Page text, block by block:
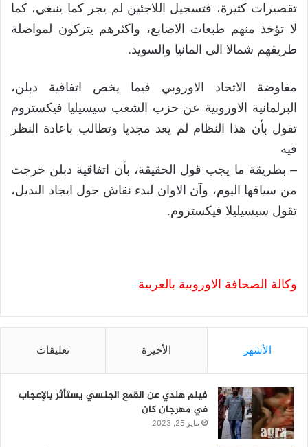
تقصيرات كثيرة، فتسجيل اللاجئين لم يجر كما ينبغي، كما
لا تؤخذ منهم طبعات الاصابع، واكثرهم يتركون لمواصلة
طريقهم شمالا الى المانيا والسويد.
مفاوضة الاتحاد الاوروبي فيما يخص اتفاقية دبلن،
البرلمانية الاوروبية عن حزب الشعب سيسيليا فيكستروم
تقول بأن هذا النظام لم يعد مجديا وتطالب باعادة النظر
فيه
– بطريقة ما يجب قول الحقيقة، بأن اتفاقية دبلن خرجت
من سياقها اليوم، وآن الاوان لبدء نقاش حول ايجاد البديل،
تقول سيسيليلا فيكستروم.
وكالة الصحافة الاوروبية بالعربية
الأشهر الأخيرة تعليقات
فيلم هندي عن القمع الجنسي يستأثر بالإعجاب
في مهرجان كان
مايو 25, 2023